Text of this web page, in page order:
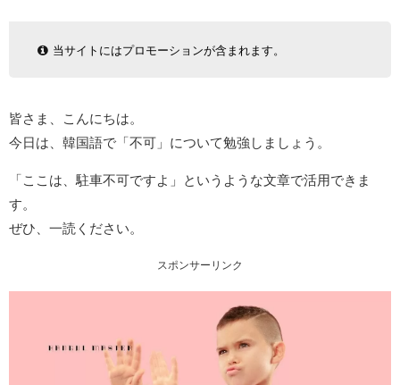
当サイトにはプロモーションが含まれます。
皆さま、こんにちは。
今日は、韓国語で「不可」について勉強しましょう。
「ここは、駐車不可ですよ」というような文章で活用できま
す。
ぜひ、一読ください。
スポンサーリンク